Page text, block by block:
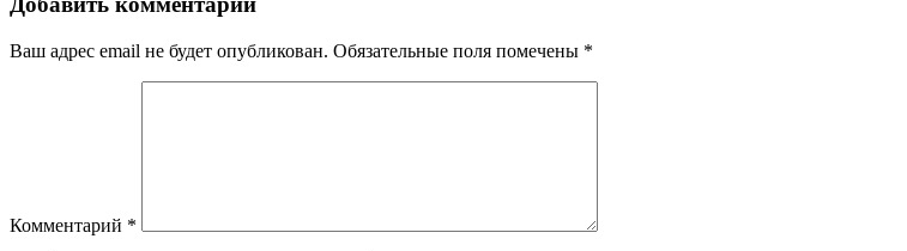
Ваш адрес email не будет опубликован. Обязательные поля помечены *
Комментарий *